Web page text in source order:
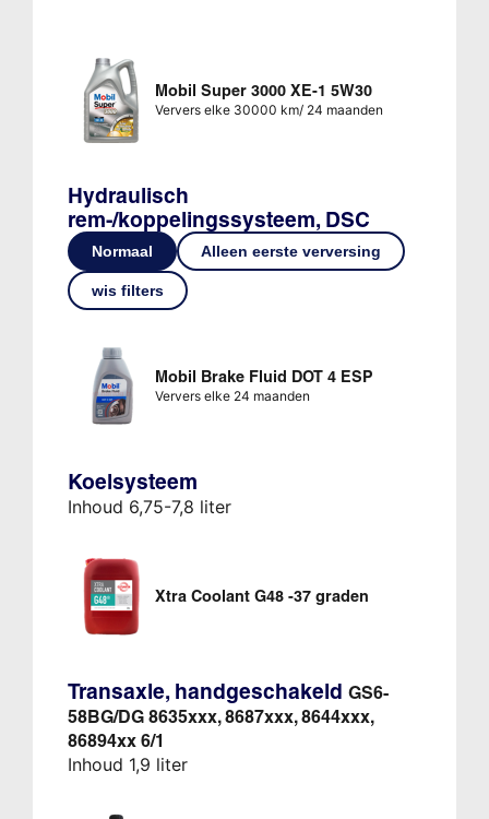
Mobil Super 3000 XE-1 5W30
Ververs elke 30000 km/ 24 maanden
Hydraulisch
rem-/koppelingssysteem, DSC
Normaal Alleen eerste verversing
wis filters
Mobil Brake Fluid DOT 4 ESP
Ververs elke 24 maanden
Koelsysteem
Inhoud 6,75-7,8 liter
Xtra Coolant G48 -37 graden
Transaxle, handgeschakeld GS6-
58BG/DG 8635xxx, 8687xxx, 8644xxx,
86894xx 6/1
Inhoud 1,9 liter